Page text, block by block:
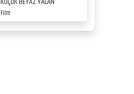
Film